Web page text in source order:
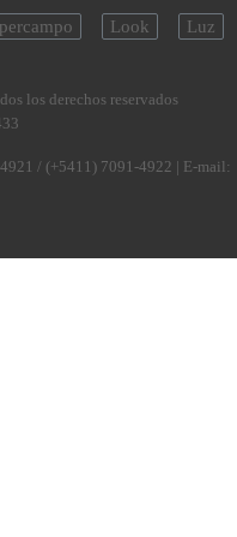
Look Luz
los derechos reservados
/ (+5411) 7091-4922 | E-mail: